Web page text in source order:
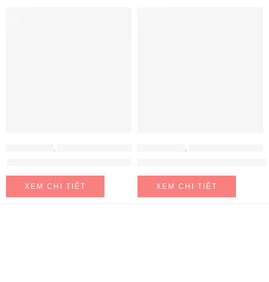
XEM CHI TIẾT XEM CHI TIẾT